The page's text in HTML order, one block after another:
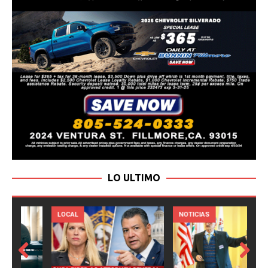
LO ULTIMO
LOCAL NOTICIAS